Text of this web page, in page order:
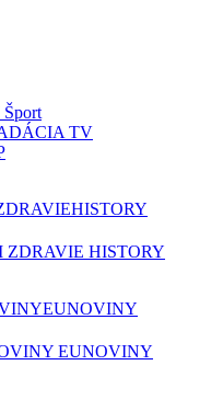
Šport
TV
HISTORY
ZDRAVIE HISTORY
EUNOVINY
EUNOVINY